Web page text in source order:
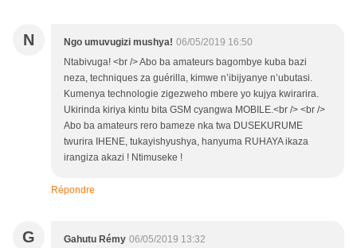
N Ngo umuvugizi mushya! 06/05/2019 16:50
Ntabivuga! <br /> Abo ba amateurs bagombye kuba bazi
neza, techniques za guérilla, kimwe n’ibijyanye n’ubutasi.
Kumenya technologie zigezweho mbere yo kujya kwirarira.
Ukirinda kiriya kintu bita GSM cyangwa MOBILE.<br /> <br />
Abo ba amateurs rero bameze nka twa DUSEKURUME
twurira IHENE, tukayishyushya, hanyuma RUHAYA ikaza
irangiza akazi ! Ntimuseke !
Répondre
G Gahutu Rémy 06/05/2019 13:32